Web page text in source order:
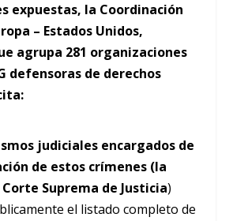
expuestas, la Coordinación
– Estados Unidos,
agrupa 281 organizaciones
defensoras de derechos
judiciales encargados de
de estos crímenes (la
Suprema de Justicia)
el listado completo de